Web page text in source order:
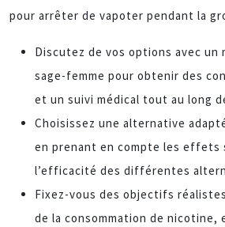
pour arrêter de vapoter pendant la
Discutez de vos options avec un
sage-femme pour obtenir des
et un suivi médical tout au long
Choisissez une alternative
en prenant en compte les effets
l’efficacité des différentes
Fixez-vous des objectifs
de la consommation de nicotine,